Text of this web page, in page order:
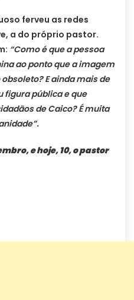
ferveu as redes
a do próprio pastor.
“Como é que a pessoa
ao ponto que a imagem
E ainda mais de
figura pública e que
de Caico? É muita
e hoje, 10, o pastor